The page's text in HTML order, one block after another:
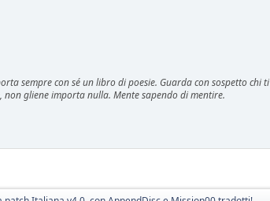
sempre con sé un libro di poesie. Guarda con sospetto
gliene importa nulla. Mente sapendo di mentire.